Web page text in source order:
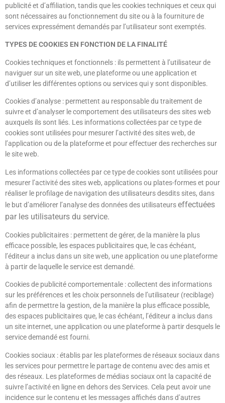
publicité et d’affiliation, tandis que les cookies techniques et ceux qui
sont nécessaires au fonctionnement du site ou à la fourniture de
services expressément demandés par l’utilisateur sont exemptés.
TYPES DE COOKIES EN FONCTION DE LA FINALITÉ
Cookies techniques et fonctionnels : ils permettent à l’utilisateur de
naviguer sur un site web, une plateforme ou une application et
d’utiliser les différentes options ou services qui y sont disponibles.
Cookies d’analyse : permettent au responsable du traitement de
suivre et d’analyser le comportement des utilisateurs des sites web
auxquels ils sont liés. Les informations collectées par ce type de
cookies sont utilisées pour mesurer l’activité des sites web, de
l’application ou de la plateforme et pour effectuer des recherches sur
le site web.
Les informations collectées par ce type de cookies sont utilisées pour
mesurer l’activité des sites web, applications ou plates-formes et pour
réaliser le profilage de navigation des utilisateurs desdits sites, dans
le but d’améliorer l’analyse des données des utilisateurseffectuées
par les utilisateurs du service.
Cookies publicitaires : permettent de gérer, de la manière la plus
efficace possible, les espaces publicitaires que, le cas échéant,
l’éditeur a inclus dans un site web, une application ou une plateforme
à partir de laquelle le service est demandé.
Cookies de publicité comportementale : collectent des informations
sur les préférences et les choix personnels de l’utilisateur (reciblage)
afin de permettre la gestion, de la manière la plus efficace possible,
des espaces publicitaires que, le cas échéant, l’éditeur a inclus dans
un site internet, une application ou une plateforme à partir desquels le
service demandé est fourni.
Cookies sociaux : établis par les plateformes de réseaux sociaux dans
les services pour permettre le partage de contenu avec des amis et
des réseaux. Les plateformes de médias sociaux ont la capacité de
suivre l’activité en ligne en dehors des Services. Cela peut avoir une
incidence sur le contenu et les messages affichés dans d’autres